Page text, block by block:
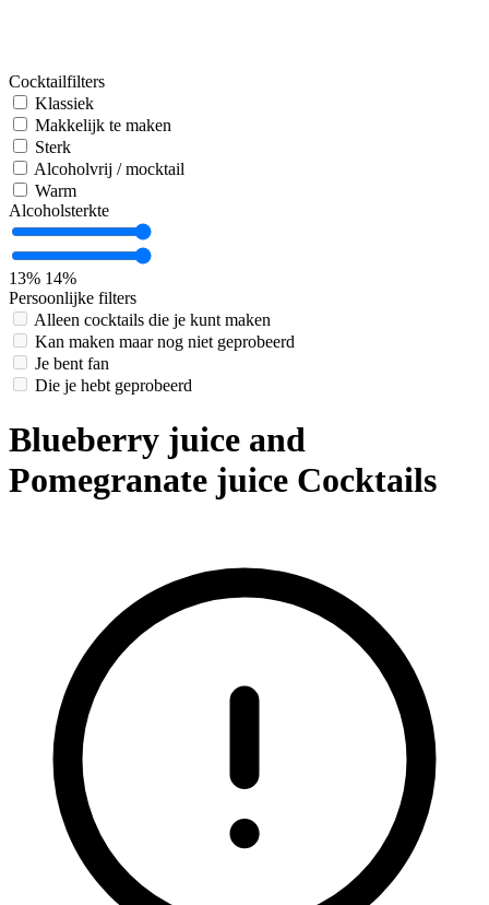
Cocktailfilters
Klassiek
Makkelijk te maken
Sterk
Alcoholvrij / mocktail
Warm
Alcoholsterkte
13% 14%
Persoonlijke filters
Alleen cocktails die je kunt maken
Kan maken maar nog niet geprobeerd
Je bent fan
Die je hebt geprobeerd
Blueberry juice and
Pomegranate juice Cocktails